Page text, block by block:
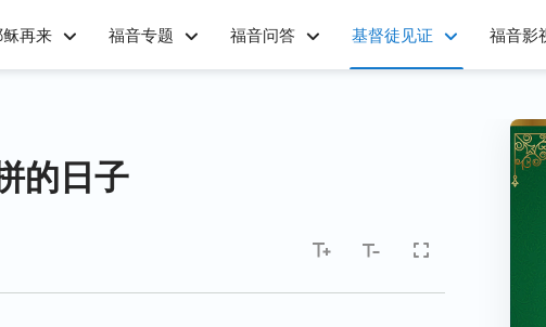
稣再来 福音专题 福音问答 基督徒见证 福音影
的日子